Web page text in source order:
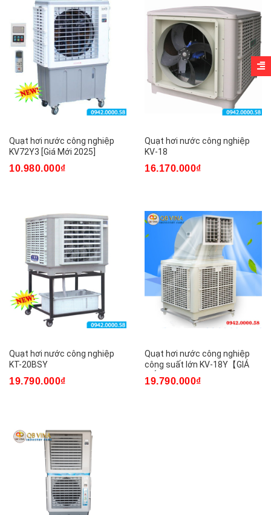
Quạt hơi nước công nghiệp
KV72Y3 [Giá Mới 2025]
10.980.000₫
Quạt hơi nước công nghiệp
KV-18
16.170.000₫
Quạt hơi nước công nghiệp
KT-20BSY
19.790.000₫
Quạt hơi nước công nghiệp
công suất lớn KV-18Y【GIÁ
MỚI】
19.790.000₫